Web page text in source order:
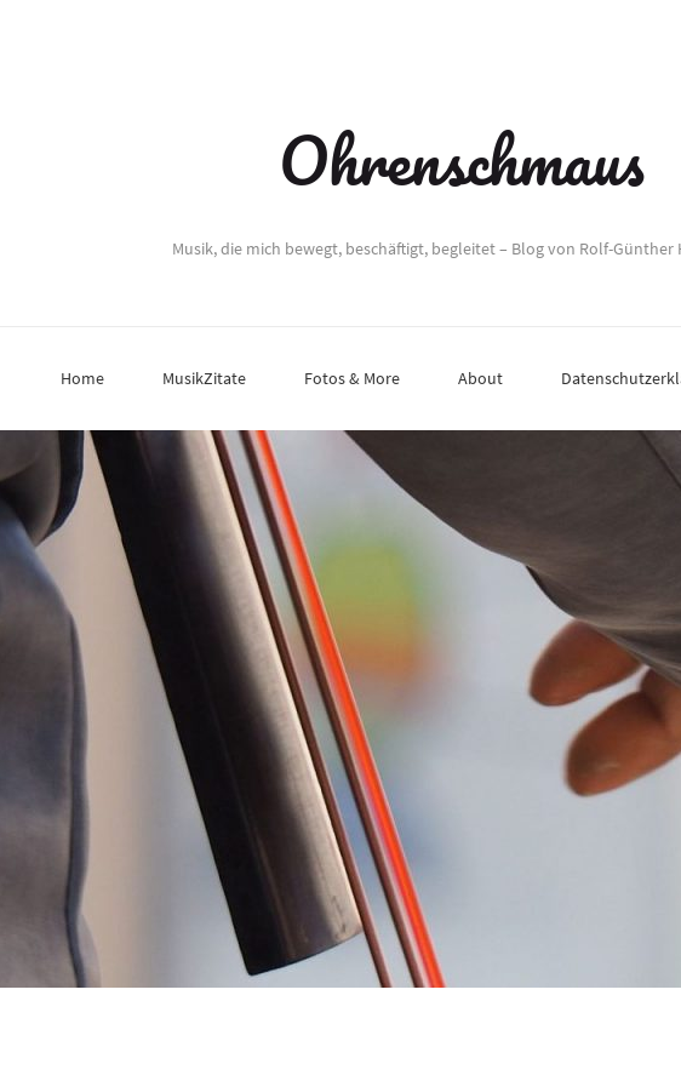
Ohrenschmaus
Musik, die mich bewegt, beschäftigt, begleitet – Blog von Rolf-Günther
Home MusikZitate Fotos & More About